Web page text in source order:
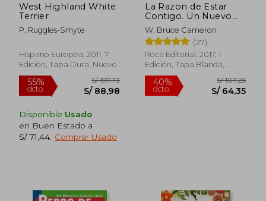
West Highland White
Terrier
P. Ruggles-Smyte
Hispano Europea, 2011, 7
Edición, Tapa Dura, Nuevo
Disponible Usado
en Buen Estado a
S/ 71,44 Comprar Usado
La Razon de Estar
Contigo. Un Nuevo
Viaje
W. Bruce Cameron
(27)
Roca Editorial, 2017, 1
Edición, Tapa Blanda,
Nuevo